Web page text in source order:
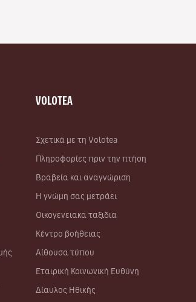
VOLOTEA
Σχετικά με τη Volotea
Πληροφορίες πριν την πτήση
Βραβεία και αναγνώριση
Η γνώμη σας μετράει
Οικογενειακα ταξιδια
Κέντρο βοήθειας
Αίθουσα τύπου
Εταιρική Κοινωνική Ευθύνη
Δίαυλος Ηθικής